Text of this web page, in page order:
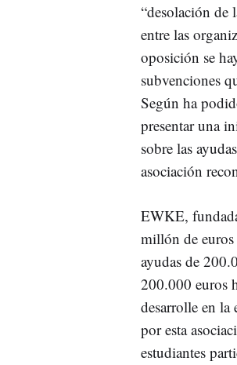
“desolación
entre las
oposición se
subvenciones
Según ha
presentar una
sobre las
asociación
EWKE,
millón de
ayudas de
200.000 euros
desarrolle en
por esta
estudiantes